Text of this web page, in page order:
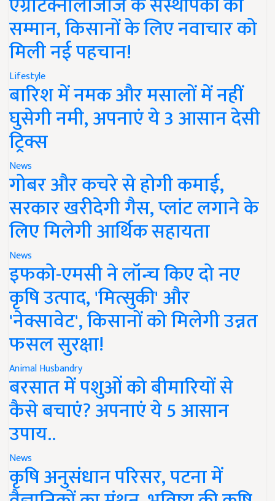
सम्मान, किसानों के लिए नवाचार को
मिली नई पहचान!
Lifestyle
बारिश में नमक और मसालों में नहीं
घुसेगी नमी, अपनाएं ये 3 आसान देसी
ट्रिक्स
News
गोबर और कचरे से होगी कमाई,
सरकार खरीदेगी गैस, प्लांट लगाने के
लिए मिलेगी आर्थिक सहायता
News
इफको-एमसी ने लॉन्च किए दो नए
कृषि उत्पाद, 'मित्सुकी' और
'नेक्सावेट', किसानों को मिलेगी उन्नत
फसल सुरक्षा!
Animal Husbandry
बरसात में पशुओं को बीमारियों से
कैसे बचाएं? अपनाएं ये 5 आसान
उपाय..
News
कृषि अनुसंधान परिसर, पटना में